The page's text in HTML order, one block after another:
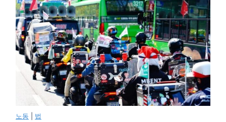
노동 법